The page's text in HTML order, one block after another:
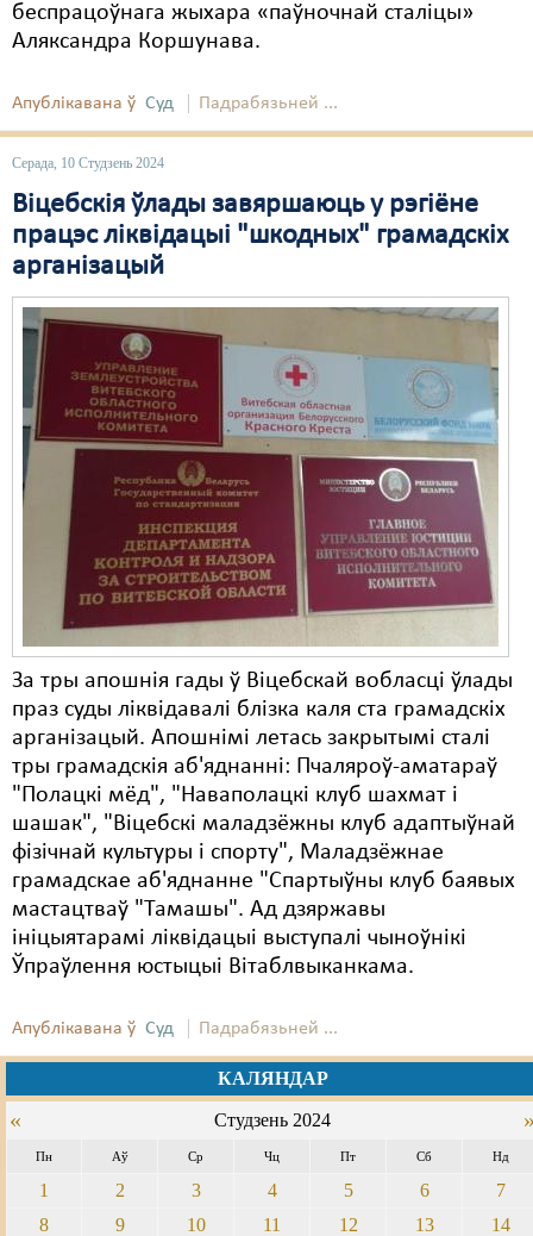
беспрацоўнага жыхара «паўночнай сталіцы»
Аляксандра Коршунава.
Апублікавана ў Суд Падрабязьней ...
Серада, 10 Студзень 2024
Віцебскія ўлады завяршаюць у рэгіёне
працэс ліквідацыі "шкодных" грамадскіх
арганізацый
За тры апошнія гады ў Віцебскай вобласці ўлады
праз суды ліквідавалі блізка каля ста грамадскіх
арганізацый. Апошнімі летась закрытымі сталі
тры грамадскія аб'яднанні: Пчаляроў-аматараў
"Полацкі мёд", "Наваполацкі клуб шахмат і
шашак", "Віцебскі маладзёжны клуб адаптыўнай
фізічнай культуры і спорту", Маладзёжнае
грамадскае аб'яднанне "Спартыўны клуб баявых
мастацтваў "Тамашы". Ад дзяржавы
ініцыятарамі ліквідацыі выступалі чыноўнікі
Ўпраўлення юстыцыі Вітаблвыканкама.
Апублікавана ў Суд Падрабязьней ...
КАЛЯНДАР
« Студзень 2024
Пн Аў Ср Чц Пт Сб Нд
1 2 3 4 5 6
7
8
9 10 11 12 13
14